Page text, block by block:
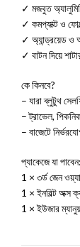
✓ মজবুত
✓ কমপ্যাক্ট ও
✓ অ্যান্ড্রয়েড
✓ বাটন দিয়ে
কে কিনবে?
– যারা ব্লুটুথ
– ট্রাভেল,
– বাজেটে
প্যাকেজে যা পাবেন:
1 × ৩র্ড জেন
1 × ইনবিল্ট অক্স
1 × ইউজার